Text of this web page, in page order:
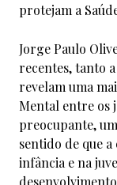
protejam a
Jorge Paulo
recentes, tanto
revelam uma
Mental entre os
preocupante,
sentido de que
infância e na